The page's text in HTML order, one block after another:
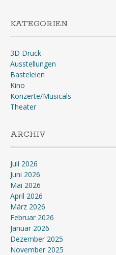
KATEGORIEN
3D Druck
Ausstellungen
Basteleien
Kino
Konzerte/Musicals
Theater
ARCHIV
Juli 2026
Juni 2026
Mai 2026
April 2026
März 2026
Februar 2026
Januar 2026
Dezember 2025
November 2025